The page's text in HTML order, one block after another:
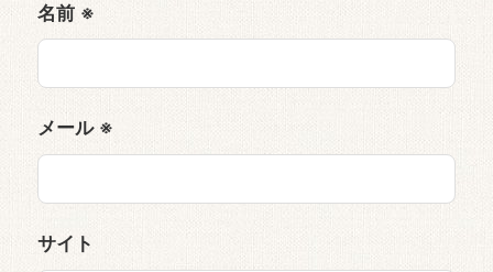
名前 ※
メール ※
サイト